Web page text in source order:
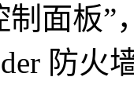
面板”
防